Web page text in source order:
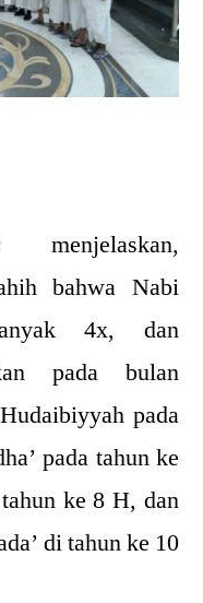
bahwa Nabi
4x, dan
pada bulan
pada
pada tahun ke
ke 8 H, dan
di tahun ke 10